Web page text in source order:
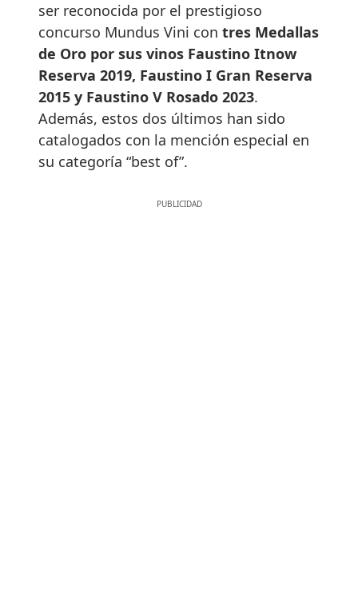
ser reconocida por el prestigioso
concurso Mundus Vini con tres Medallas
de Oro por sus vinos Faustino Itnow
Reserva 2019, Faustino I Gran Reserva
2015 y Faustino V Rosado 2023.
Además, estos dos últimos han sido
catalogados con la mención especial en
su categoría “best of”.